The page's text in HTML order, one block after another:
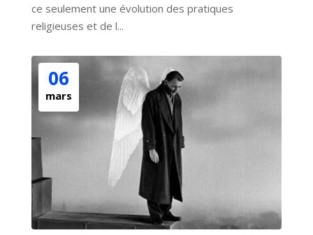
ce seulement une évolution des pratiques
religieuses et de l...
06
mars